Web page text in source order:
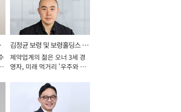
김정균 보령 및 보령홀딩스 대
표이사 사장
제약업계의 젊은 오너 3세 경
영자, 미래 먹거리 '우주와 헬